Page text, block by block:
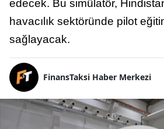
edecek. Bu simülatör,
havacılık sektöründe pilot
sağlayacak.
FinansTaksi Haber Merkezi